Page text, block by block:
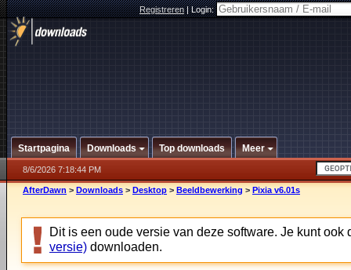
Registreren|Login:
Startpagina Downloads Top downloads Meer
8/6/2026 7:18:44 PM
AfterDawn > Downloads > Desktop > Beeldbewerking > Pixia v6.01s
Dit is een oude versie van deze software. Je kunt ook
versie) downloaden.